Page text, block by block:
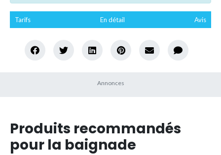
Tarifs En détail Avis
Produits recommandés
pour la baignade